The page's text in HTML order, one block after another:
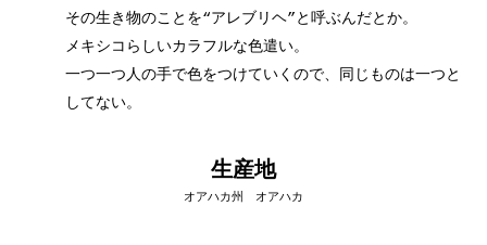
その生き物のことを“アレブリヘ”と呼ぶんだとか。
メキシコらしいカラフルな色遣い。
一つ一つ人の手で色をつけていくので、同じものは一つと
してない。
生産地
オアハカ州 オアハカ